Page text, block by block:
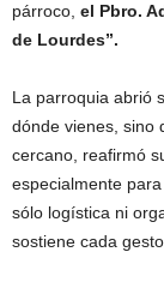
párroco, el Pbro.
de Lourdes”.
La parroquia abrió
dónde vienes, sino
cercano, reafirmó
especialmente
sólo logística ni
sostiene cada